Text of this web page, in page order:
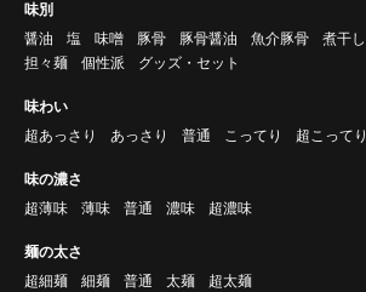
味別
醤油
塩 味噌 豚骨 豚骨醤油 魚介豚骨 煮干し
担々麺
個性派 グッズ・セット
味わい
超あっさり
あっさり 普通 こってり 超こってり
味の濃さ
超薄味
薄味 普通 濃味 超濃味
麺の太さ
超細麺
細麺 普通 太麺 超太麺